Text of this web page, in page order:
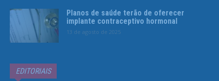
Planos de saúde terão de oferecer
implante contraceptivo hormonal
13 de agosto de 2025
EDITORIAIS